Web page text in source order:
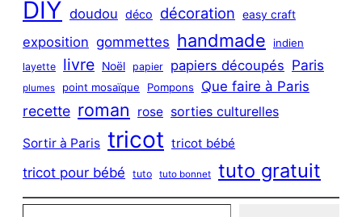
DIY doudou déco décoration easy craft
exposition gommettes handmade indien
layette livre Noël papier papiers découpés Paris
plumes point mosaïque Pompons Que faire à Paris
recette roman rose sorties culturelles
Sortir à Paris tricot tricot bébé
tricot pour bébé tuto tuto bonnet tuto gratuit
Saisissez votre adresse e-mail…